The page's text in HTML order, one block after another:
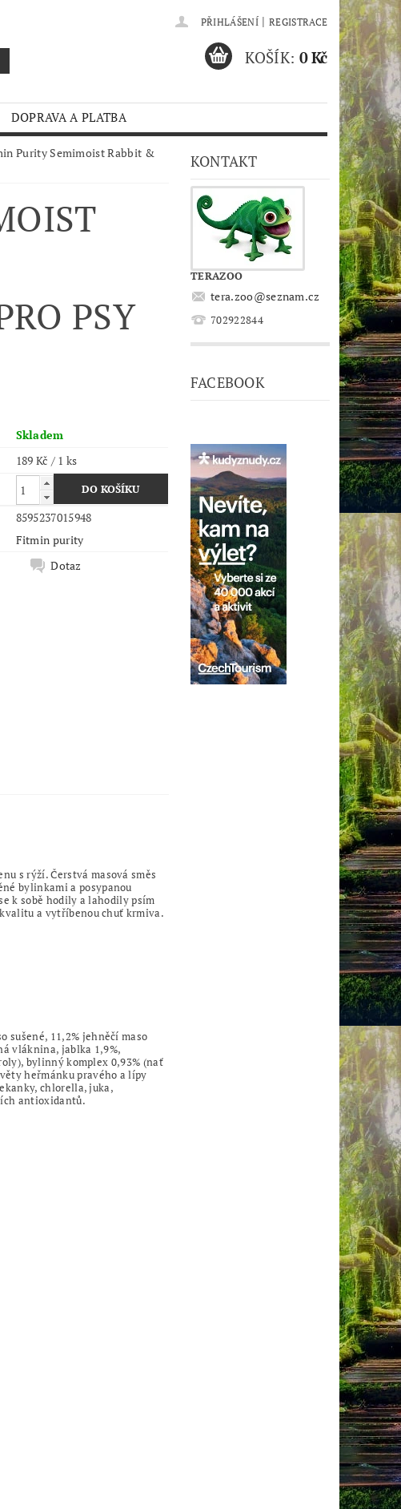
PŘIHLÁŠENÍ | REGISTRACE
KOŠÍK: 0 Kč
DOPRAVA A PLATBA
Purity Semimoist Rabbit &
PSY
Skladem
189 Kč / 1 ks
8595237015948
Fitmin purity
Dotaz
s rýží. Čerstvá masová směs
bylinkami a posypanou
k sobě hodily a lahodily psím
a vytříbenou chuť krmiva.
sušené, 11,2% jehněčí maso
vláknina, jablka 1,9%,
bylinný komplex 0,93% (nať
heřmánku pravého a lípy
chlorella, juka,
antioxidantů.
KONTAKT
TERAZOO
tera.zoo@seznam.cz
702922844
FACEBOOK